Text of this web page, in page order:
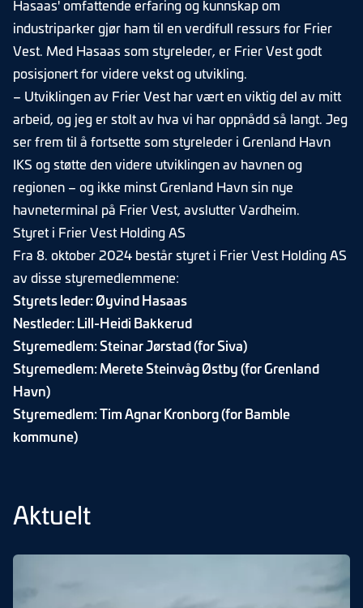
Hasaas' omfattende erfaring og kunnskap om
industriparker gjør ham til en verdifull ressurs for Frier
Vest. Med Hasaas som styreleder, er Frier Vest godt
posisjonert for videre vekst og utvikling.
– Utviklingen av Frier Vest har vært en viktig del av mitt
arbeid, og jeg er stolt av hva vi har oppnådd så langt. Jeg
ser frem til å fortsette som styreleder i Grenland Havn
IKS og støtte den videre utviklingen av havnen og
regionen – og ikke minst Grenland Havn sin nye
havneterminal på Frier Vest, avslutter Vardheim.
Styret i Frier Vest Holding AS
Fra 8. oktober 2024 består styret i Frier Vest Holding AS
av disse styremedlemmene:
Styrets leder: Øyvind Hasaas
Nestleder: Lill-Heidi Bakkerud
Styremedlem: Steinar Jørstad (for Siva)
Styremedlem: Merete Steinvåg Østby (for Grenland
Havn)
Styremedlem: Tim Agnar Kronborg (for Bamble
kommune)
Aktuelt